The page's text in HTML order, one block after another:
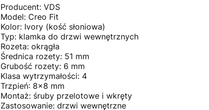
Producent: VDS
Model: Creo Fit
Kolor: Ivory (kość słoniowa)
Typ: klamka do drzwi wewnętrznych
Rozeta: okrągła
Średnica rozety: 51 mm
Grubość rozety: 6 mm
Klasa wytrzymałości: 4
Trzpień: 8x8 mm
Montaż: śruby przelotowe i wkręty
Zastosowanie: drzwi wewnętrzne